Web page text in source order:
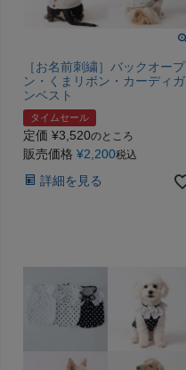
［お名前刺繍］バックオープ
ン・くまリボン・カーディガ
ンベスト
タイムセール
定価 ¥3,520のところ
販売価格 ¥2,200税込
詳細を見る